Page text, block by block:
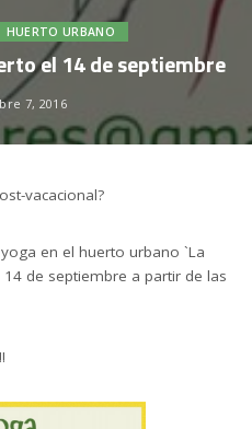
HUERTO URBANO
el 14 de septiembre
7, 2016
vacacional?
en el huerto urbano `La
de septiembre a partir de las